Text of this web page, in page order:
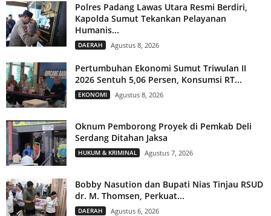
Polres Padang Lawas Utara Resmi Berdiri,
Kapolda Sumut Tekankan Pelayanan
Humanis...
DAERAH Agustus 8, 2026
Pertumbuhan Ekonomi Sumut Triwulan II
2026 Sentuh 5,06 Persen, Konsumsi RT...
EKONOMI Agustus 8, 2026
Oknum Pemborong Proyek di Pemkab Deli
Serdang Ditahan Jaksa
HUKUM & KRIMINAL Agustus 7, 2026
Bobby Nasution dan Bupati Nias Tinjau RSUD
dr. M. Thomsen, Perkuat...
DAERAH Agustus 6, 2026